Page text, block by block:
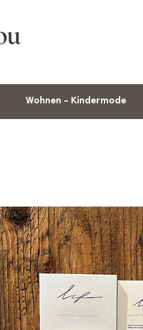
Wohnen – Kindermode